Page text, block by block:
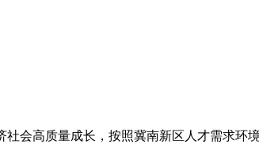
高质量成长，按照冀南新区人才需求环